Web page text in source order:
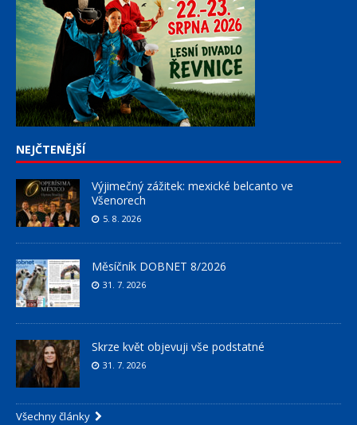
NEJČTENĚJŠÍ
Výjimečný zážitek: mexické belcanto ve
Všenorech
5. 8. 2026
Měsíčník DOBNET 8/2026
31. 7. 2026
Skrze květ objevuji vše podstatné
31. 7. 2026
Všechny články